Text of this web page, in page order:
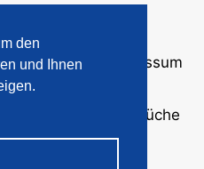
den
und Ihnen
Anfang
Impressum
· Bilder und Sprüche
und Profile